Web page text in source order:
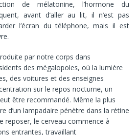
de mélatonine, l’hormone du
avant d’aller au lit, il n’est pas
l’écran du téléphone, mais il est
par notre corps dans
des mégalopoles, où la lumière
des voitures et des enseignes
sur le repos nocturne, un
être recommandé. Même la plus
d’un lampadaire pénètre dans la rétine
reposer, le cerveau commence à
entrantes, travaillant